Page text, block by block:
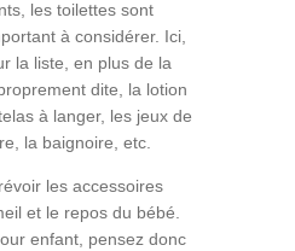
les toilettes sont
à considérer. Ici,
la liste, en plus de la
dite, la lotion
à langer, les jeux de
la baignoire, etc.
les accessoires
et le repos du bébé.
enfant, pensez donc